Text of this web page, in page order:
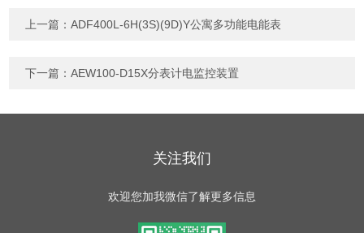
上一篇：ADF400L-6H(3S)(9D)Y公寓多功能电能表
下一篇：AEW100-D15X分表计电监控装置
关注我们
欢迎您加我微信了解更多信息